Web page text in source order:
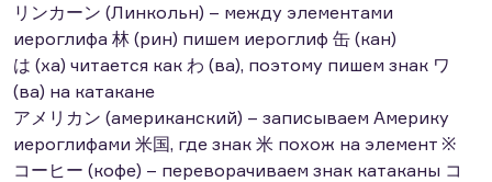
リンカーン (Линкольн) – между элементами
иероглифа 林 (рин) пишем иероглиф 缶 (кан)
は (ха) читается как わ (ва), поэтому пишем знак ワ
(ва) на катакане
アメリカン (американский) – записываем Америку
иероглифами 米国, где знак 米 похож на элемент ※
コーヒー (кофе) – переворачиваем знак катаканы コ